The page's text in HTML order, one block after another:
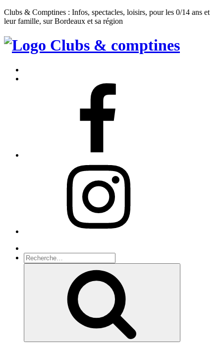
Clubs & Comptines : Infos, spectacles, loisirs, pour les 0/14 ans et
leur famille, sur Bordeaux et sa région
Clubs
Comptines
Recherche
pour